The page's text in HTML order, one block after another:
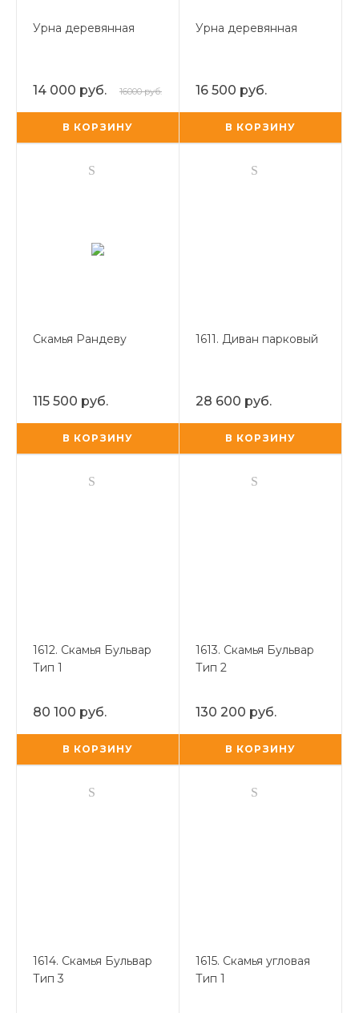
Урна деревянная
14 000 руб. 16000 руб.
В КОРЗИНУ
Урна деревянная
16 500 руб.
В КОРЗИНУ
Скамья Рандеву
115 500 руб.
В КОРЗИНУ
1611. Диван парковый
28 600 руб.
В КОРЗИНУ
1612. Скамья Бульвар
Тип 1
80 100 руб.
В КОРЗИНУ
1613. Скамья Бульвар
Тип 2
130 200 руб.
В КОРЗИНУ
1614. Скамья Бульвар
Тип 3
1615. Скамья угловая
Тип 1